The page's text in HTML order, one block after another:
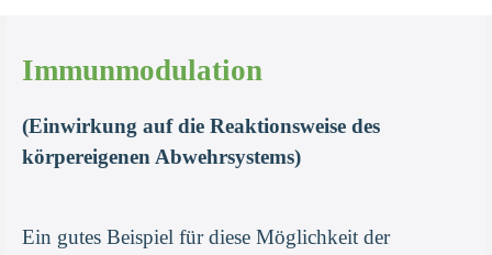
Immunmodulation
(Einwirkung auf die Reaktionsweise des
körpereigenen Abwehrsystems)
Ein gutes Beispiel für diese Möglichkeit der